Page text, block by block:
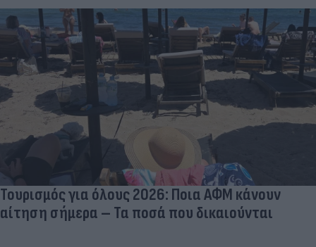
Τουρισμός για όλους 2026: Ποια ΑΦΜ κάνουν
αίτηση σήμερα – Τα ποσά που δικαιούνται